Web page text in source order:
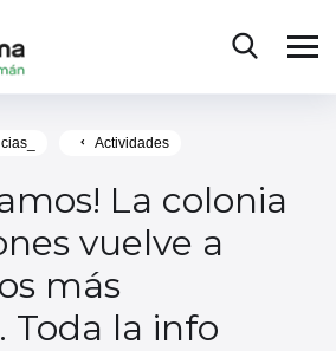
Actividades
La colonia
vuelve a
más
Toda la info